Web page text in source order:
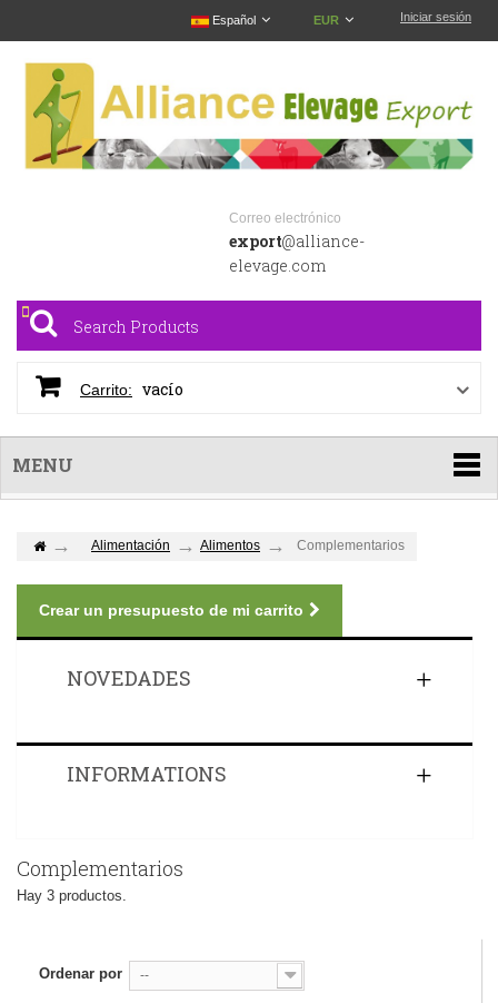
Iniciar sesión
EUR
Español
Correo electrónico
export@alliance-
elevage.com
Carrito: vacío
MENU
Alimentación Alimentos Complementarios
Crear un presupuesto de mi carrito
NOVEDADES
INFORMATIONS
Complementarios
Hay 3 productos.
Ordenar por --